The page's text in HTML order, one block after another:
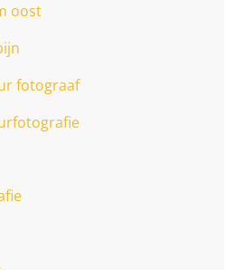
oost
fotograaf